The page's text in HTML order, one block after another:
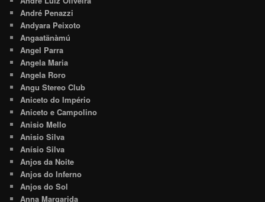
André Penazzi
Andyara Peixoto
Angaatãnàmú
Angel Parra
Angela Maria
Angela Roro
Angu Stereo Club
Aniceto do Império
Aniceto e Campolino
Anisio Mello
Anisio Silva
Anísio Silva
Anjos da Noite
Anjos do Inferno
Anjos do Sol
Anna Margarida